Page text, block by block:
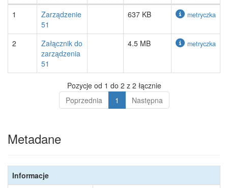
1
Zarządzenie
51
637 KB metryczka
2
Załącznik do
zarządzenia
51
4.5 MB metryczka
Pozycje od 1 do 2 z 2 łącznie
Poprzednia
1 Następna
Metadane
Informacje